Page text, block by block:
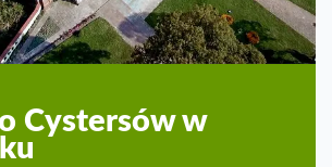
Cystersów w